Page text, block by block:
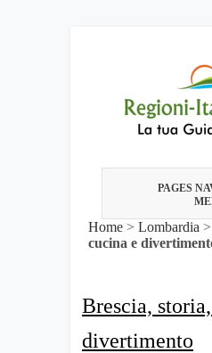
PAGES
Home > Lombardia >
cucina e
Brescia,
divertimento